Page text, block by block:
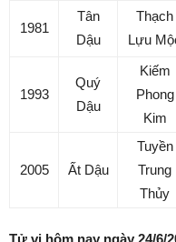
1981
Tân
Dậu
Thạch
Lựu
1993
Quý
Dậu
Kiếm
Phong
Kim
2005 Ất Dậu
Tuyền
Trung
Thủy
Tử vi hôm nay ngày 24/6/